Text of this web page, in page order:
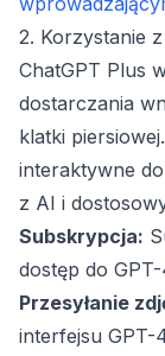
2. Korzystanie
ChatGPT Plus
dostarczania
klatki
interaktywne
z AI i
Subskrypcja:
dostęp do
Przesyłanie
interfejsu GPT-